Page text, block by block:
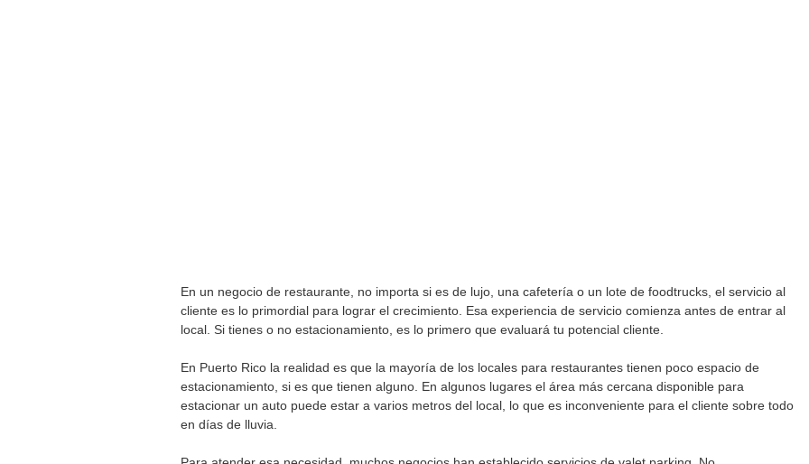
En un negocio de restaurante, no importa si es de lujo, una cafetería o un lote de foodtrucks, el servicio al
cliente es lo primordial para lograr el crecimiento. Esa experiencia de servicio comienza antes de entrar al
local. Si tienes o no estacionamiento, es lo primero que evaluará tu potencial cliente.
En Puerto Rico la realidad es que la mayoría de los locales para restaurantes tienen poco espacio de
estacionamiento, si es que tienen alguno. En algunos lugares el área más cercana disponible para
estacionar un auto puede estar a varios metros del local, lo que es inconveniente para el cliente sobre todo
en días de lluvia.